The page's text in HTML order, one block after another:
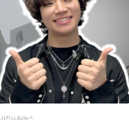
사진=나남뉴스